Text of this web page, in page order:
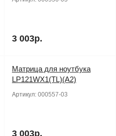
3 003р.
Матрица для ноутбука
LP121WX1(TL)(A2)
Артикул: 000557-03
3 003р.